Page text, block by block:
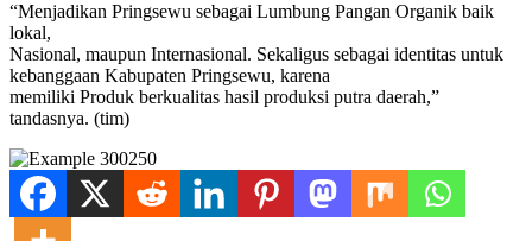
“Menjadikan Pringsewu sebagai Lumbung Pangan Organik baik
lokal,
Nasional, maupun Internasional. Sekaligus sebagai identitas untuk
kebanggaan Kabupaten Pringsewu, karena
memiliki Produk berkualitas hasil produksi putra daerah,”
tandasnya. (tim)